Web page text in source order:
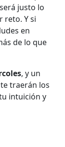
será justo lo
reto. Y si
en
de lo que
, y un
traerán los
intuición y